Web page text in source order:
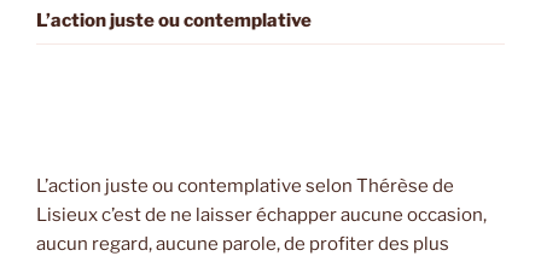
L’action juste ou contemplative
L’action juste ou contemplative selon Thérèse de
Lisieux c’est de ne laisser échapper aucune occasion,
aucun regard, aucune parole, de profiter des plus